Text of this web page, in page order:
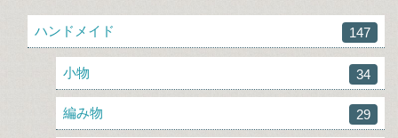
ハンドメイド 147
小物 34
編み物 29